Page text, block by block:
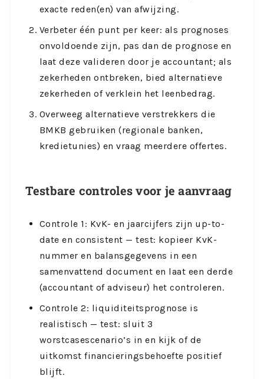
exacte reden(en) van afwijzing.
Verbeter één punt per keer: als prognoses
onvoldoende zijn, pas dan de prognose en
laat deze valideren door je accountant; als
zekerheden ontbreken, bied alternatieve
zekerheden of verklein het leenbedrag.
Overweeg alternatieve verstrekkers die
BMKB gebruiken (regionale banken,
kredietunies) en vraag meerdere offertes.
Testbare controles voor je aanvraag
Controle 1: KvK- en jaarcijfers zijn up-to-
date en consistent — test: kopieer KvK-
nummer en balansgegevens in een
samenvattend document en laat een derde
(accountant of adviseur) het controleren.
Controle 2: liquiditeitsprognose is
realistisch — test: sluit 3
worstcasescenario’s in en kijk of de
uitkomst financieringsbehoefte positief
blijft.